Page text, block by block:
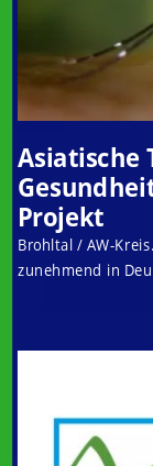
Asiatische
Projekt
Brohltal / AW-
zunehmend in